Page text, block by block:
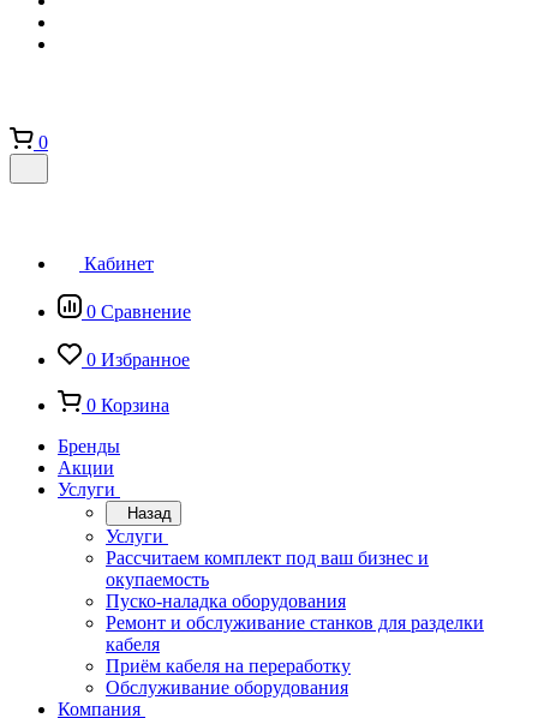
0
Кабинет
0 Сравнение
0 Избранное
0 Корзина
Бренды
Акции
Услуги
Назад
Услуги
Рассчитаем комплект под ваш бизнес и
окупаемость
Пуско-наладка оборудования
Ремонт и обслуживание станков для разделки
кабеля
Приём кабеля на переработку
Обслуживание оборудования
Компания